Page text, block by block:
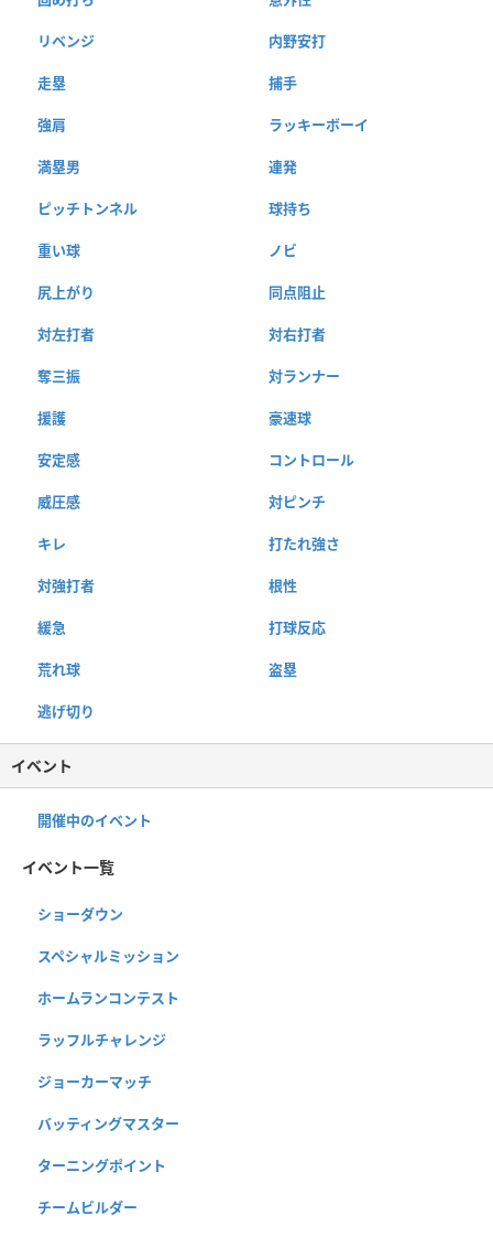
リベンジ 内野安打
走塁 捕手
強肩 ラッキーボーイ
満塁男 連発
ピッチトンネル 球持ち
重い球 ノビ
尻上がり 同点阻止
対左打者 対右打者
奪三振 対ランナー
援護 豪速球
安定感 コントロール
威圧感 対ピンチ
キレ 打たれ強さ
対強打者 根性
緩急 打球反応
荒れ球 盗塁
逃げ切り
イベント
開催中のイベント
イベント一覧
ショーダウン
スペシャルミッション
ホームランコンテスト
ラッフルチャレンジ
ジョーカーマッチ
バッティングマスター
ターニングポイント
チームビルダー